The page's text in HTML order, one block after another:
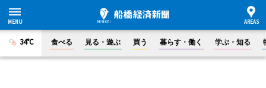
34°C 食べる 見る・遊ぶ 買う 暮らす・働く 学ぶ・知る